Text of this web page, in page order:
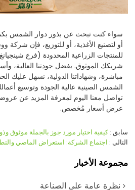
سواء كنت تبحث عن بذور دوار الشمس
أو لتصنيع الأغذية، أو للتوزيع، فإن
للمنتجات الزراعية المحدودة (فرع
شريكك الموثوق. بفضل جودتنا العالية،
مباشرة، وشهاداتنا الدولية، نسهل عليك
الشمس الصينية عالية الجودة وتوسيع
تواصل معنا اليوم لمعرفة المزيد عن
عرض أسعار مُخصص.
سابق كيفية اختيار مورد جوز بالجملة موثوق
التالي اجتماع الشركة: استعراض الماضي
مجموعة الأخبار
نظرة عامة على الصناعة